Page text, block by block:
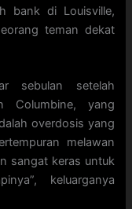
bank di Louisville,
teman dekat
sebulan setelah
Columbine, yang
overdosis yang
melawan
sangat keras untuk
keluarganya